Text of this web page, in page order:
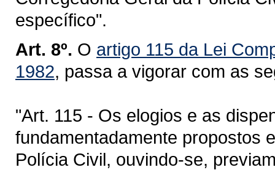
específico".
Art. 8º. O artigo 115 da Lei
1982, passa a vigorar com as
"Art. 115 - Os elogios e as
fundamentadamente propostos
Polícia Civil, ouvindo-se,